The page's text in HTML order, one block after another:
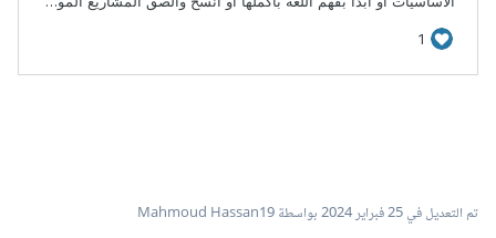
تم التعديل في25 فبراير 2024 بواسطة Mahmoud Hassan19